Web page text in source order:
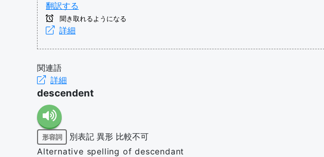
翻訳する
聞き取れるようになる
詳細
関連語
詳細
descendent
形容詞 別表記 異形 比較不可
Alternative spelling of descendant